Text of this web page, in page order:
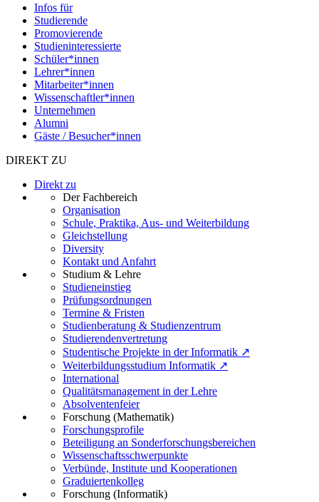
Infos für
Studierende
Promovierende
Studieninteressierte
Schüler*innen
Lehrer*innen
Mitarbeiter*innen
Wissenschaftler*innen
Unternehmen
Alumni
Gäste / Besucher*innen
DIREKT ZU
Direkt zu
Der Fachbereich
Organisation
Schule, Praktika, Aus- und Weiterbildung
Gleichstellung
Diversity
Kontakt und Anfahrt
Studium & Lehre
Studieneinstieg
Prüfungsordnungen
Termine & Fristen
Studienberatung & Studienzentrum
Studierendenvertretung
Studentische Projekte in der Informatik ↗
Weiterbildungsstudium Informatik ↗
International
Qualitätsmanagement in der Lehre
Absolventenfeier
Forschung (Mathematik)
Forschungsprofile
Beteiligung an Sonderforschungsbereichen
Wissenschaftsschwerpunkte
Verbünde, Institute und Kooperationen
Graduiertenkolleg
Forschung (Informatik)